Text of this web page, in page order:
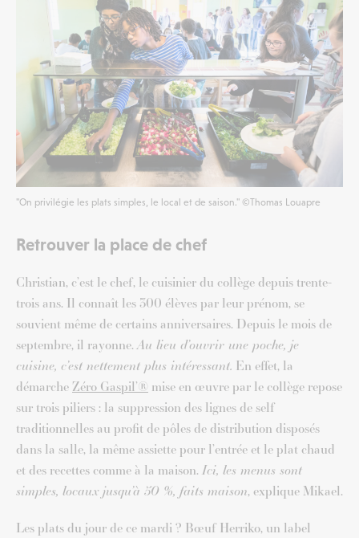
"On privilégie les plats simples, le local et de saison." ©Thomas Louapre
Retrouver la place de chef
Christian, c’est le chef, le cuisinier du collège depuis trente-
trois ans. Il connaît les 300 élèves par leur prénom, se
souvient même de certains anniversaires. Depuis le mois de
septembre, il rayonne.Au lieu d’ouvrir une poche, je
cuisine, c’est nettement plus intéressant. En effet, la
démarche Zéro Gaspil’® mise en œuvre par le collège repose
sur trois piliers : la suppression des lignes de self
traditionnelles au profit de pôles de distribution disposés
dans la salle, la même assiette pour l’entrée et le plat chaud
et des recettes comme à la maison. Ici, les menus sont
simples, locaux jusqu’à 50 %, faits maison, explique Mikael.
Les plats du jour de ce mardi ? Bœuf Herriko, un label